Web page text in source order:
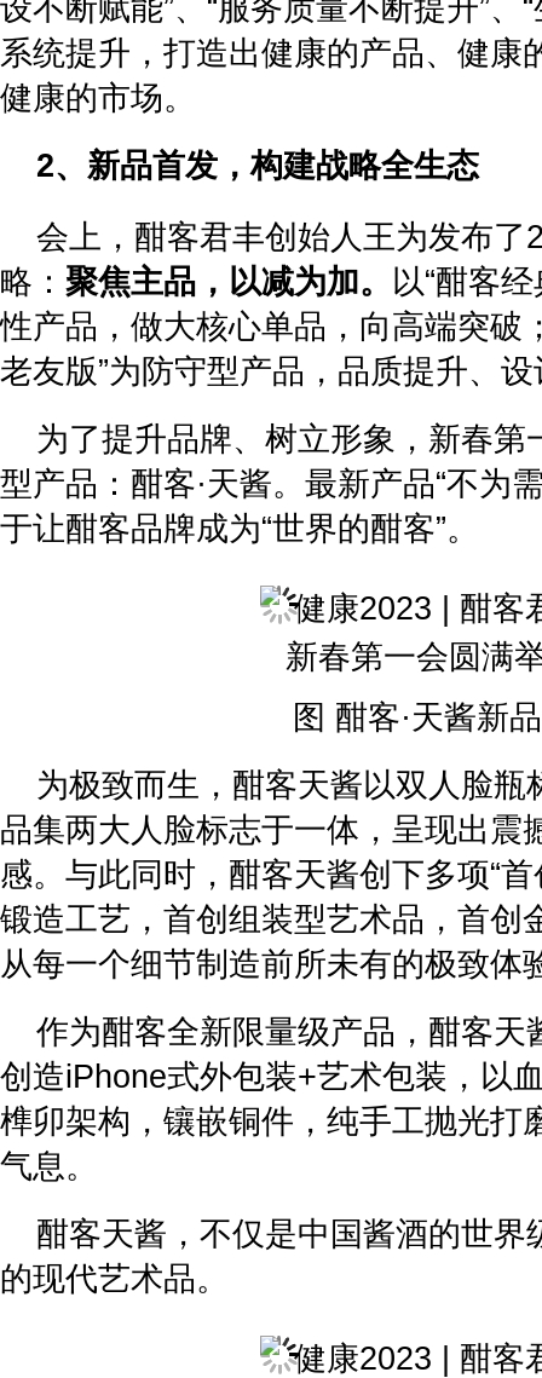
设不断赋能”、“服务质量不断提升”、
系统提升，打造出健康的产品、健康
健康的市场。
2、新品首发，构建战略全生态
会上，酣客君丰创始人王为发布了
略： 聚焦主品，以减为加。
以“酣客
性产品，做大核心单品，向高端突破
老友版”为防守型产品，品质提升、
为了提升品牌、树立形象，新春第
型产品：酣客·天酱。最新产品“不为
于让酣客品牌成为“世界的酣客”。
图 酣客·天酱新
为极致而生，酣客天酱以双人脸瓶
品集两大人脸标志于一体，呈现出震
感。与此同时，酣客天酱创下多项“
锻造工艺，首创组装型艺术品，首创
从每一个细节制造前所未有的极致体
作为酣客全新限量级产品，酣客天
创造iPhone式外包装+艺术包装，以
榫卯架构，镶嵌铜件，纯手工抛光打
气息。
酣客天酱，不仅是中国酱酒的世界
的现代艺术品。